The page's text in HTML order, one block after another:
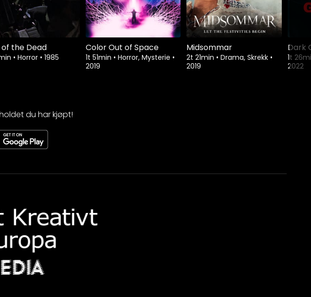
of the Dead
• Horror • 1985
Color Out of Space
1t 51min • Horror, Mysterie •
2019
Midsommar
2t 21min • Drama, Skrekk •
2019
Dark
1t
2022
du har kjøpt!